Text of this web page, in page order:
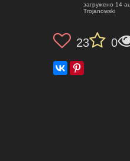
загружено 14
Trojanowski
23 0